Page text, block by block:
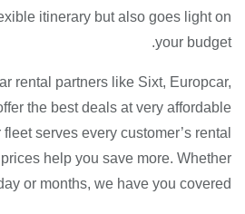
itinerary but also goes light on
your budget.
rental partners like Sixt, Europcar,
the best deals at very affordable
serves every customer’s rental
help you save more. Whether
or months, we have you covered.